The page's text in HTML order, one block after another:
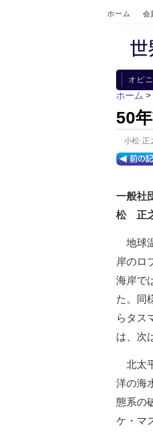
ホーム 会
オピ
ホーム >
50
小松
一般社
松 正
地球
岸のロ
海岸で
た。同
らタス
は、次
北太
洋の海
態系の
ケ・マ